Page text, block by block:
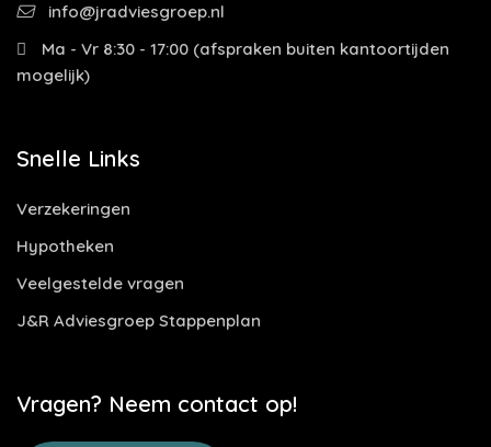
info@jradviesgroep.nl
Ma - Vr 8:30 - 17:00 (afspraken buiten kantoortijden
mogelijk)
Snelle Links
Verzekeringen
Hypotheken
Veelgestelde vragen
J&R Adviesgroep Stappenplan
Vragen? Neem contact op!